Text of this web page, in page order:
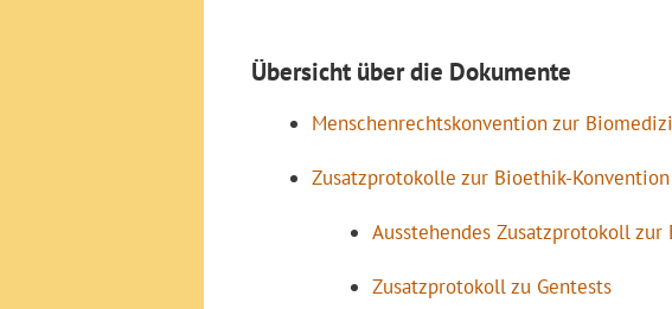
Übersicht über die Dokumente
Menschenrechtskonvention zur
Zusatzprotokolle zur Bioethik-Konvention
Ausstehendes Zusatzprotokoll zur
Zusatzprotokoll zu Gentests